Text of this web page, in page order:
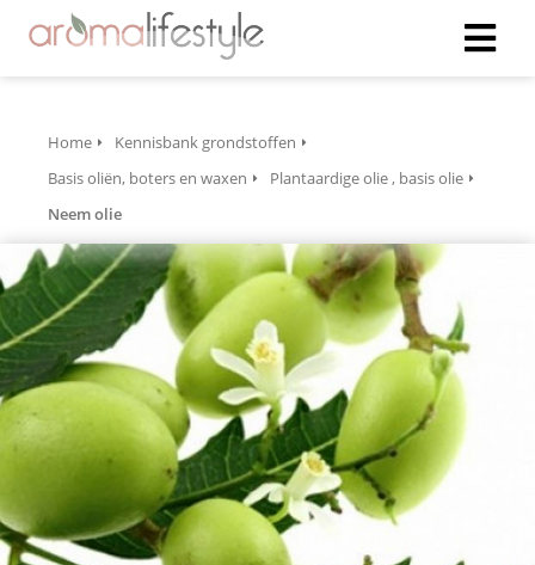
Home
Kennisbank grondstoffen
Basis oliën, boters en waxen
Plantaardige olie , basis olie
Neem olie